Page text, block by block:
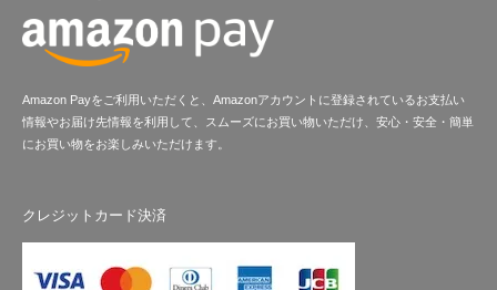
Amazon Payをご利用いただくと、Amazonアカウントに登録されているお支払い
情報やお届け先情報を利用して、スムーズにお買い物いただけ、安心・安全・簡単
にお買い物をお楽しみいただけます。
クレジットカード決済